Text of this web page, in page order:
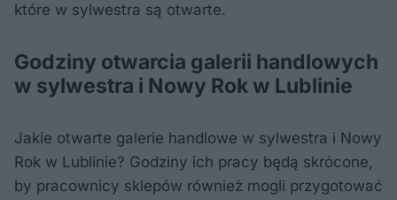
które w sylwestra są otwarte.
Godziny otwarcia galerii handlowych
w sylwestra i Nowy Rok w Lublinie
Jakie otwarte galerie handlowe w sylwestra i Nowy
Rok w Lublinie? Godziny ich pracy będą skrócone,
by pracownicy sklepów również mogli przygotować